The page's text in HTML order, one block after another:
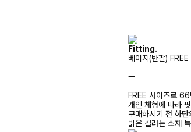
Fitting.
베이지(반팔) FREE
ㅡ
FREE 사이즈로
개인 체형에 따라
구매하시기 전 하
밝은 컬러는 소재